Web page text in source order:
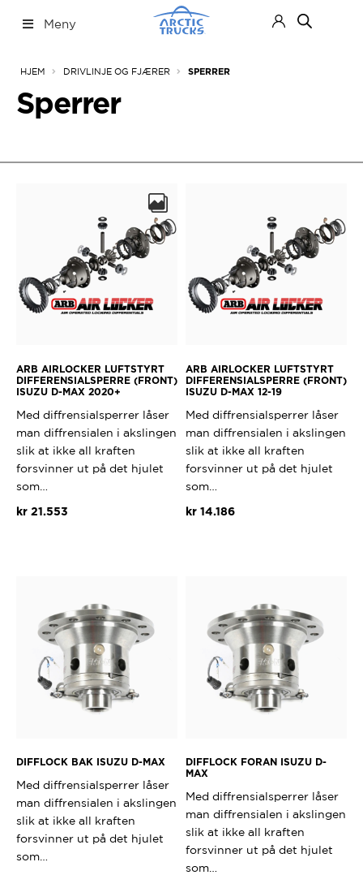
til
til
Meny
HJEM DRIVLINJE OG FJÆRER SPERRER
Sperrer
ARB AIRLOCKER LUFTSTYRT
DIFFERENSIALSPERRE (FRONT)
ISUZU D-MAX 2020+
Med diffrensialsperrer låser
man diffrensialen i akslingen
slik at ikke all kraften
forsvinner ut på det hjulet
som…
kr21.553
ARB AIRLOCKER LUFTSTYRT
DIFFERENSIALSPERRE (FRONT)
ISUZU D-MAX 12-19
Med diffrensialsperrer låser
man diffrensialen i akslingen
slik at ikke all kraften
forsvinner ut på det hjulet
som…
kr 14.186
DIFFLOCK BAK ISUZU D-MAX
Med diffrensialsperrer låser
man diffrensialen i akslingen
slik at ikke all kraften
forsvinner ut på det hjulet
som…
DIFFLOCK FORAN ISUZU D-
MAX
Med diffrensialsperrer låser
man diffrensialen i akslingen
slik at ikke all kraften
forsvinner ut på det hjulet
som…